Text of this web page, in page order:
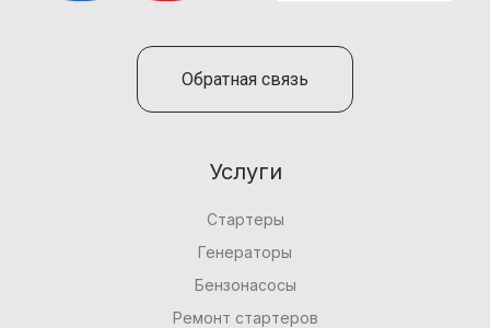
Обратная связь
Услуги
Стартеры
Генераторы
Бензонасосы
Ремонт стартеров